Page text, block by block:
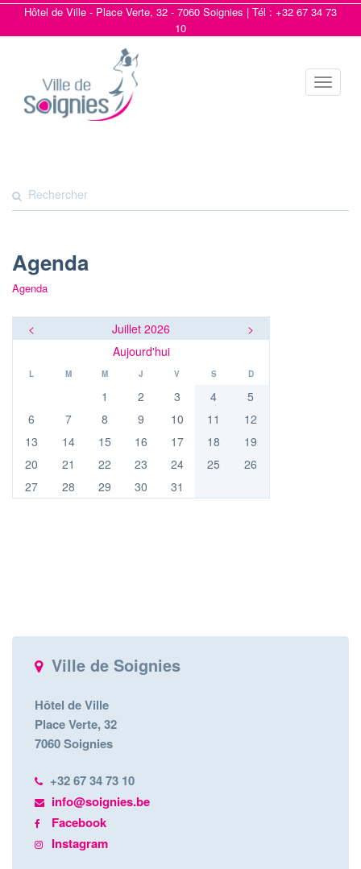
Hôtel de Ville - Place Verte, 32 - 7060 Soignies | Tél : +32 67 34 73
10
Toggle
Agenda
Agenda
< Juillet 2026
>
Aujourd'hui
L M M J V S D
1 2 3 4
5
6
7 8 9 10 11
12
13
14 15 16 17 18
19
20
21 22 23 24 25
26
27
28 29 30 31
Ville de Soignies
Hôtel de Ville
Place Verte, 32
7060 Soignies
+32 67 34 73 10
info@soignies.be
Facebook
Instagram